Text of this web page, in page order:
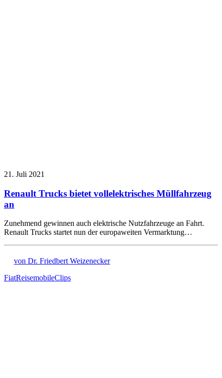
21. Juli 2021
Renault Trucks bietet vollelektrisches Müllfahrzeug
an
Zunehmend gewinnen auch elektrische Nutzfahrzeuge an Fahrt.
Renault Trucks startet nun der europaweiten Vermarktung…
von Dr. Friedbert Weizenecker
FiatReisemobileClips